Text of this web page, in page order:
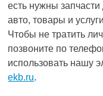
есть нужны
авто, товары и
Чтобы не тратить
позвоните по
использовать нашу
ekb.ru.